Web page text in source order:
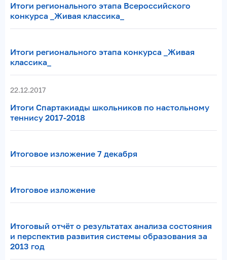
Итоги регионального этапа Всероссийского
конкурса _Живая классика_
Итоги регионального этапа конкурса _Живая
классика_
22.12.2017
Итоги Спартакиады школьников по настольному
теннису 2017-2018
Итоговое изложение 7 декабря
Итоговое изложение
Итоговый отчёт о результатах анализа состояния
и перспектив развития системы образования за
2013 год